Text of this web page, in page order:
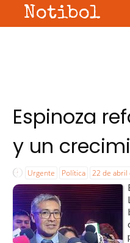
Notibol
Espinoza
y un
Urgente Política 22 de abril